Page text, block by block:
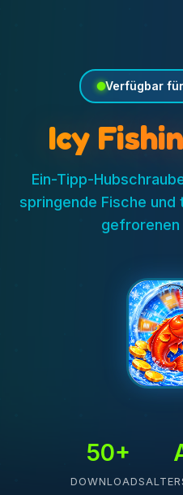
Verfügbar
Icy
Ein-Tipp-
springende Fische
gefrorenen
50+
DOWNLOADS